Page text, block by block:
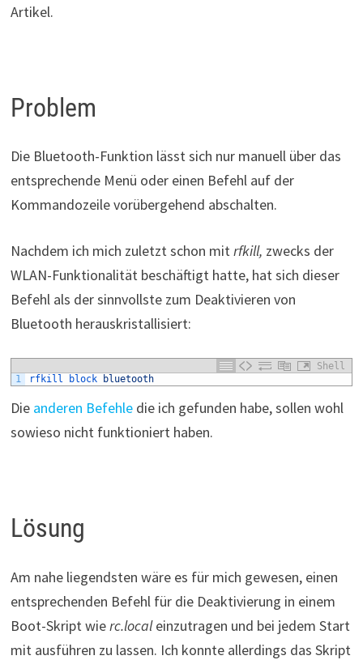
Artikel.
Problem
Die Bluetooth-Funktion lässt sich nur manuell über das
entsprechende Menü oder einen Befehl auf der
Kommandozeile vorübergehend abschalten.
Nachdem ich mich zuletzt schon mitrfkill, zwecks der
WLAN-Funktionalität beschäftigt hatte, hat sich dieser
Befehl als der sinnvollste zum Deaktivieren von
Bluetooth herauskristallisiert:
Shell
1
rfkill block bluetooth
Die anderen Befehledie ich gefunden habe, sollen wohl
sowieso nicht funktioniert haben.
Lösung
Am nahe liegendsten wäre es für mich gewesen, einen
entsprechenden Befehl für die Deaktivierung in einem
Boot-Skript wierc.localeinzutragen und bei jedem Start
mit ausführen zu lassen. Ich konnte allerdings das Skript